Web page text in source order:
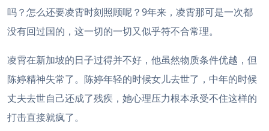
吗？怎么还要凌霄时刻照顾呢？9年来，凌霄那可是一次都
没有回过国的，这一切的一切又似乎符不合常理。
凌霄在新加坡的日子过得并不好，他虽然物质条件优越，但
陈婷精神失常了。陈婷年轻的时候女儿去世了，中年的时候
丈夫去世自己还成了残疾，她心理压力根本承受不住这样的
打击直接就疯了。